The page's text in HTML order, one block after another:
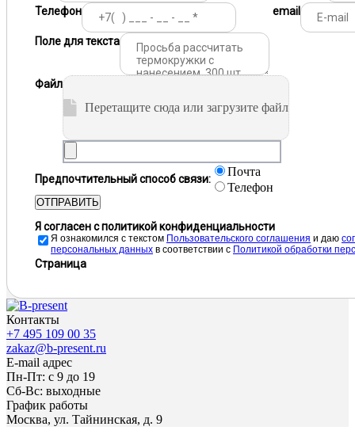
Телефон email
Поле для текста
Файл
Перетащите сюда или загрузите файл
Предпочтительный способ связи:
Почта
Телефон
ОТПРАВИТЬ
Я согласен с политикой конфиденциальности
Я ознакомился с текстом Пользовательского соглашения и даю
персональных данных в соответствии с Политикой обработки
Страница
Контакты
+7 495 109 00 35
zakaz@b-present.ru
E-mail адрес
Пн-Пт: с 9 до 19
Сб-Вс: выходные
График работы
Москва, ул. Тайнинская, д. 9